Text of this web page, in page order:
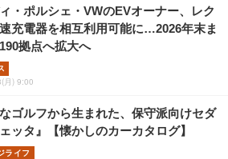
・ポルシェ・VWのEVオーナー、レク
充電器を相互利用可能に…2026年末ま
拠点へ拡大へ
月) 9:00
ゴルフから生まれた、保守派向けセダ
ッタ』【懐かしのカーカタログ】
ライフ